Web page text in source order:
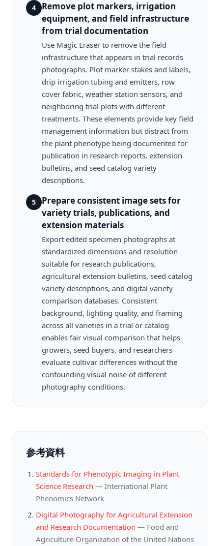
4
Remove plot markers, irrigation
equipment, and field infrastructure
from trial documentation
Use Magic Eraser to remove the field
infrastructure that appears in trial records
photographs. Plot marker stakes and labels,
drip irrigation tubing and emitters, row
cover fabric, weather station sensors, and
neighboring trial plots with different
treatments. These elements provide key field
management information but distract from
the plant phenotype being documented for
publication in research reports, extension
bulletins, and seed catalog variety
descriptions.
5
Prepare consistent image sets for
variety trials, publications, and
extension materials
Export edited specimen photographs at
standardized dimensions and resolution
suitable for research publications,
agricultural extension bulletins, seed catalog
variety descriptions, and digital variety
comparison databases. Consistent
background, lighting quality, and framing
across all varieties in a trial or catalog
enables fair visual comparison that helps
growers, seed buyers, and researchers
evaluate cultivar differences without the
confounding visual noise of different
photography conditions.
参考資料
Standards for Phenotypic Imaging in Plant
Science Research — International Plant
Phenomics Network
Digital Photography for Agricultural Extension
and Research Documentation — Food and
Agriculture Organization of the United Nations